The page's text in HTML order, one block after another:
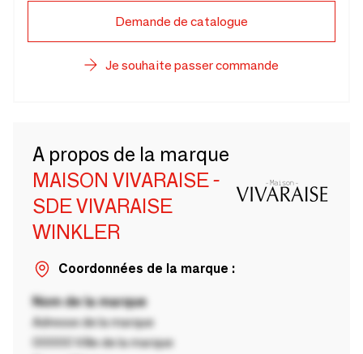
Demande de catalogue
Je souhaite passer commande
A propos de la marque
MAISON VIVARAISE -
SDE VIVARAISE
WINKLER
Coordonnées de la marque :
Nom de la marque
Adresse de la marque
00000 Ville de la marque